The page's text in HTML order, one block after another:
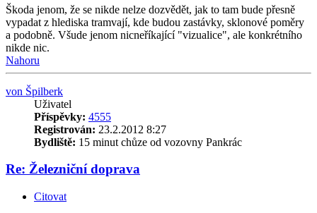
Škoda jenom, že se nikde nelze dozvědět, jak to tam bude přesně
vypadat z hlediska tramvají, kde budou zastávky, sklonové poměry
a podobně. Všude jenom nicneříkající "vizualice", ale konkrétního
nikde nic.
Nahoru
von Špilberk
Uživatel
Příspěvky: 4555
Registrován: 23.2.2012 8:27
Bydliště: 15 minut chůze od vozovny Pankrác
Re: Železniční doprava
Citovat